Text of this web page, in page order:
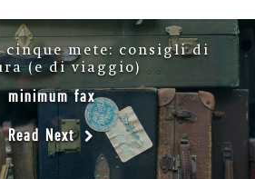
mete: consigli di
(e di viaggio)
minimum fax
Read Next